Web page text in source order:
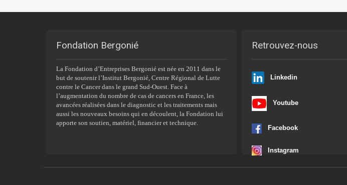
Fondation Bergonié
La Fondation d’Entreprises Bergonié est née en 2011 dans le
but de soutenir l’Institut Bergonié, Centre Régional de Lutte
contre le Cancer dans le grand Sud-Ouest. Face à
l’augmentation du nombre de cas de cancers en France, les
avancées réalisées dans le diagnostic et les traitements mais
aussi les nouveaux besoins qui en découlent, la Fondation lui
apporte son soutien, matériel, financier et technique.
Retrouvez-nous
Linkedin
Youtube
Facebook
Instagram